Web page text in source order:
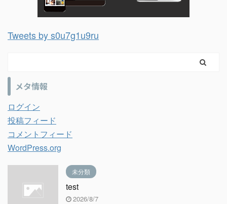
Tweets by s0u7g1u9ru
メタ情報
ログイン
投稿フィード
コメントフィード
WordPress.org
未分類
test
2026/8/7